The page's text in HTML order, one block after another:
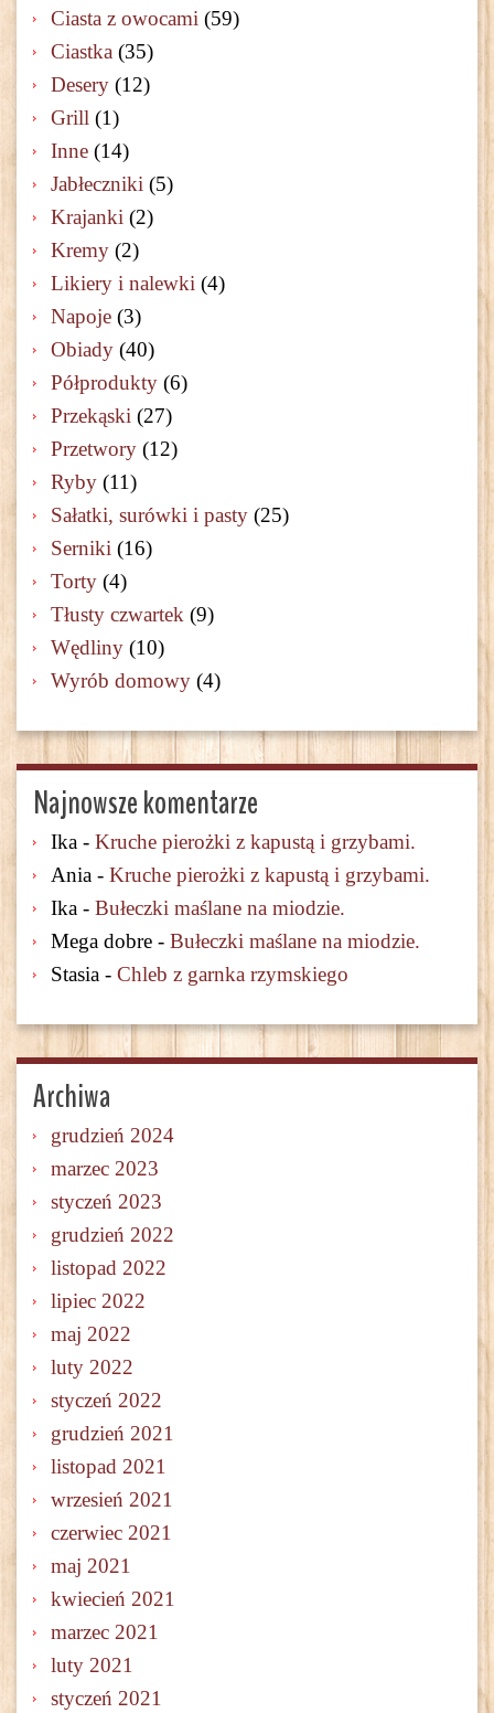
Ciasta z owocami (59)
Ciastka (35)
Desery (12)
Grill (1)
Inne (14)
Jabłeczniki (5)
Krajanki (2)
Kremy (2)
Likiery i nalewki (4)
Napoje (3)
Obiady (40)
Półprodukty (6)
Przekąski (27)
Przetwory (12)
Ryby (11)
Sałatki, surówki i pasty (25)
Serniki (16)
Torty (4)
Tłusty czwartek (9)
Wędliny (10)
Wyrób domowy (4)
Najnowsze komentarze
Ika - Kruche pierożki z kapustą i grzybami.
Ania - Kruche pierożki z kapustą i grzybami.
Ika - Bułeczki maślane na miodzie.
Mega dobre - Bułeczki maślane na miodzie.
Stasia - Chleb z garnka rzymskiego
Archiwa
grudzień 2024
marzec 2023
styczeń 2023
grudzień 2022
listopad 2022
lipiec 2022
maj 2022
luty 2022
styczeń 2022
grudzień 2021
listopad 2021
wrzesień 2021
czerwiec 2021
maj 2021
kwiecień 2021
marzec 2021
luty 2021
styczeń 2021